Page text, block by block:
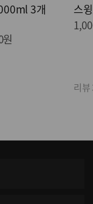
3개
스
리뷰